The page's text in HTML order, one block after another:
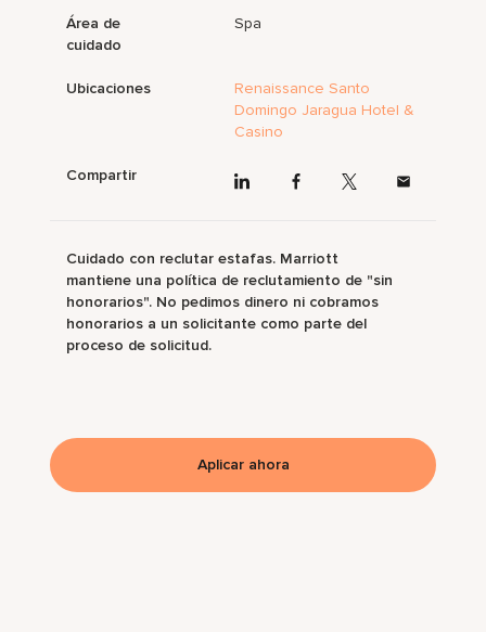
Área de
cuidado
Spa
Ubicaciones
Renaissance Santo
Domingo Jaragua Hotel &
Casino
Compartir
Cuidado con reclutar estafas. Marriott
mantiene una política de reclutamiento de "sin
honorarios". No pedimos dinero ni cobramos
honorarios a un solicitante como parte del
proceso de solicitud.
Aplicar ahora